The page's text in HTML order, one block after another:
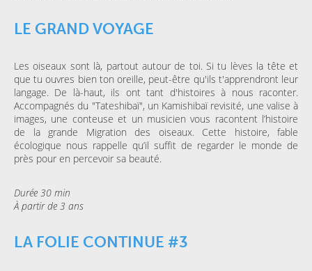
LE GRAND VOYAGE
Les oiseaux sont là, partout autour de toi. Si tu lèves la tête et
que tu ouvres bien ton oreille, peut-être qu'ils t'apprendront leur
langage. De là-haut, ils ont tant d'histoires à nous raconter.
Accompagnés du "Tateshibaï", un Kamishibaï revisité, une valise à
images, une conteuse et un musicien vous racontent l’histoire
de la grande Migration des oiseaux. Cette histoire, fable
écologique nous rappelle qu’il suffit de regarder le monde de
près pour en percevoir sa beauté.
Durée 30 min
À partir de 3 ans
LA FOLIE CONTINUE #3